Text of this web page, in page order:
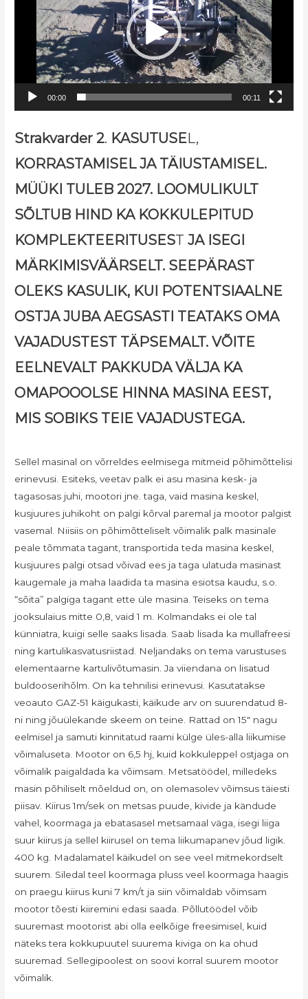
00:00 00:11
Strakvarder 2. KASUTUSEL,
KORRASTAMISEL JA TÄIUSTAMISEL.
MÜÜKI TULEB 2027. LOOMULIKULT
SÕLTUB HIND KA KOKKULEPITUD
KOMPLEKTEERITUSESTJA ISEGI
MÄRKIMISVÄÄRSELT. SEEPÄRAST
OLEKS KASULIK, KUI POTENTSIAALNE
OSTJA JUBA AEGSASTI TEATAKS OMA
VAJADUSTEST TÄPSEMALT. VÕITE
EELNEVALT PAKKUDA VÄLJA KA
OMAPOOOLSE HINNA MASINA EEST,
MIS SOBIKS TEIE VAJADUSTEGA.
Sellel masinal on võrreldes eelmisega mitmeid põhimõttelisi
erinevusi. Esiteks, veetav palk ei asu masina kesk- ja
tagasosas juhi, mootori jne. taga, vaid masina keskel,
kusjuures juhikoht on palgi kõrval paremal ja mootor palgist
vasemal. Niisiis on põhimõtteliselt võimalik palk masinale
peale tõmmata tagant, transportida teda masina keskel,
kusjuures palgi otsad võivad ees ja taga ulatuda masinast
kaugemale ja maha laadida ta masina esiotsa kaudu, s.o.
“sõita” palgiga tagant ette üle masina. Teiseks on tema
jooksulaius mitte 0,8, vaid 1 m. Kolmandaks ei ole tal
künniatra, kuigi selle saaks lisada. Saab lisada ka mullafreesi
ning kartulikasvatusriistad. Neljandaks on tema varustuses
elementaarne kartulivõtumasin. Ja viiendana on lisatud
buldooserihõlm. On ka tehnilisi erinevusi. Kasutatakse
veoauto GAZ-51 käigukasti, käikude arv on suurendatud 8-
ni ning jõuülekande skeem on teine. Rattad on 15″ nagu
eelmisel ja samuti kinnitatud raami külge üles-alla liikumise
võimaluseta. Mootor on 6,5 hj, kuid kokkuleppel ostjaga on
võimalik paigaldada ka võimsam. Metsatöödel, milledeks
masin põhiliselt mõeldud on, on olemasolev võimsus täiesti
piisav. Kiirus 1m/sek on metsas puude, kivide ja kändude
vahel, koormaga ja ebatasasel metsamaal väga, isegi liiga
suur kiirus ja sellel kiirusel on tema liikumapanev jõud ligik.
400 kg. Madalamatel käikudel on see veel mitmekordselt
suurem. Siledal teel koormaga pluss veel koormaga haagis
on praegu kiirus kuni 7 km/t ja siin võimaldab võimsam
mootor tõesti kiiremini edasi saada. Põllutöödel võib
suuremast mootorist abi olla eelkõige freesimisel, kuid
näteks tera kokkupuutel suurema kiviga on ka ohud
suuremad. Sellegipoolest on soovi korral suurem mootor
võimalik.